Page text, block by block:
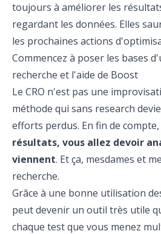
toujours à améliorer les
regardant les données. Elles
les prochaines actions
Commencez à poser les bases
recherche et l'aide de Boost
Le CRO n'est pas une
méthode qui sans research
efforts perdus. En fin de compte,
résultats, vous allez devoir
viennent. Et ça, mesdames et
recherche.
Grâce à une bonne utilisation
peut devenir un outil très utile
chaque test que vous menez